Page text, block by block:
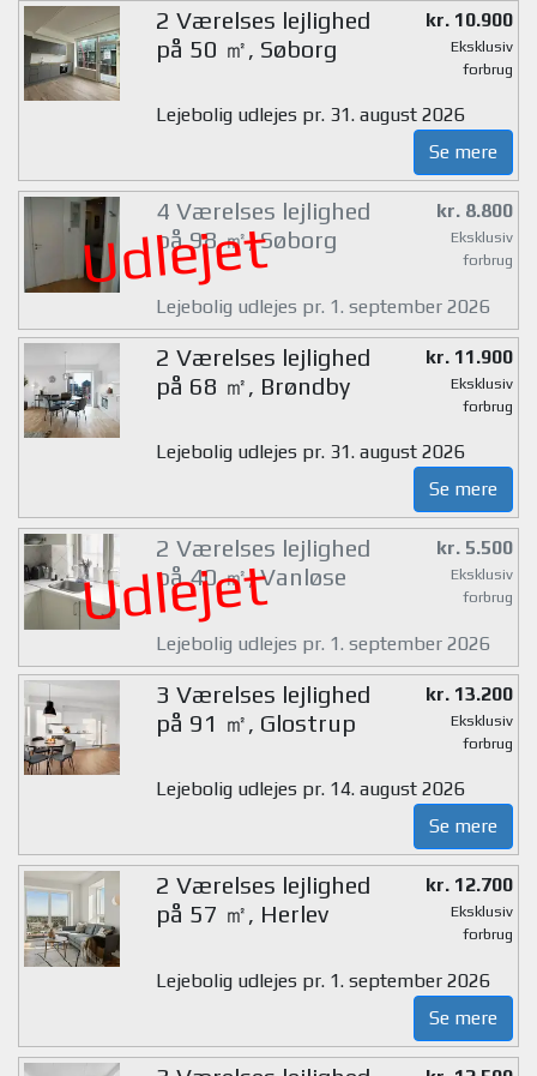
2 Værelses lejlighed
på 50 ㎡, Søborg
kr. 10.900
Eksklusiv
forbrug
Lejebolig udlejes pr. 31. august 2026
Se mere
Udlejet
4 Værelses lejlighed
på 98 ㎡, Søborg
kr. 8.800
Eksklusiv
forbrug
Lejebolig udlejes pr. 1. september 2026
2 Værelses lejlighed
på 68 ㎡, Brøndby
kr. 11.900
Eksklusiv
forbrug
Lejebolig udlejes pr. 31. august 2026
Se mere
Udlejet
2 Værelses lejlighed
på 40 ㎡, Vanløse
kr. 5.500
Eksklusiv
forbrug
Lejebolig udlejes pr. 1. september 2026
3 Værelses lejlighed
på 91 ㎡, Glostrup
kr. 13.200
Eksklusiv
forbrug
Lejebolig udlejes pr. 14. august 2026
Se mere
2 Værelses lejlighed
på 57 ㎡, Herlev
kr. 12.700
Eksklusiv
forbrug
Lejebolig udlejes pr. 1. september 2026
Se mere